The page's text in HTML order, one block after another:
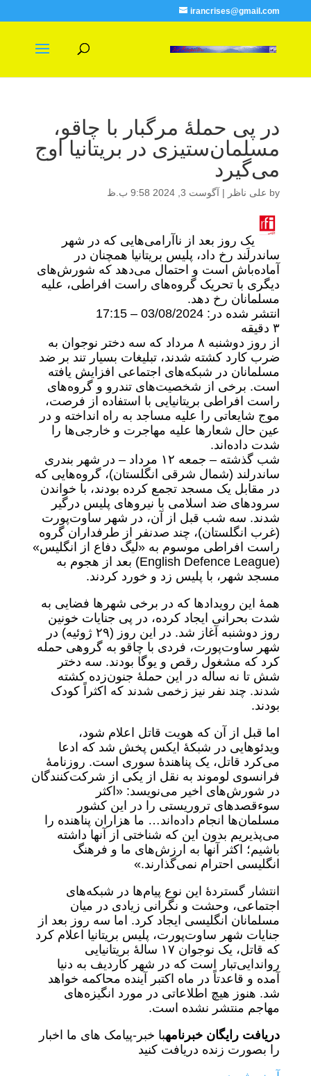
irancrises@gmail.com
در پی حملۀ مرگبار با چاقو،
مسلمان‌ستیزی در بریتانیا اوج
می‌گیرد
by علی ناظر | آگوست 3, 2024 9:58 ب.ظ
یک روز بعد از ناآرامی‌هایی که در شهر
ساندرلَند رخ داد، پلیس بریتانیا همچنان در
آماده‌باش است و احتمال می‌دهد که شورش‌های
دیگری با تحریک گروه‌های راست افراطی، علیه
مسلمانان رخ دهد.
03/08/2024 – 17:15
۳ دقیقه
از روز دوشنبه ٨ مرداد که سه دختر نوجوان به
ضرب کارد کشته شدند، تبلیغات بسیار تند بر ضد
مسلمانان در شبکه‌های اجتماعی افزایش یافته
است. برخی از شخصیت‌های تندرو و گروه‌های
راست افراطی بریتانیایی با استفاده از فرصت،
موج شایعاتی را علیه مساجد به راه انداخته و در
عین حال شعارها علیه مهاجرت و خارجی‌ها را
شدت داده‌اند.
شب گذشته – جمعه‌ ۱۲ مرداد – در شهر بندری
ساندرلند (شمال شرقی انگلستان)، گروه‌هایی که
در مقابل یک مسجد تجمع کرده بودند، با خواندن
سرودهای ضد اسلامی با نیروهای پلیس درگیر
شدند. سه شب قبل از آن، در شهر ساوت‌پورت
(غرب انگلستان)، چند صدنفر از طرفداران گروه
راست افراطی موسوم به «لیگ دفاع از انگلیس»
(English Defence League) بعد از هجوم به
مسجد شهر، با پلیس زد و خورد کردند.
همۀ این رویدادها که در برخی شهرها فضایی به
شدت بحرانی ایجاد کرده، در پی جنایات خونین
روز دوشنبه آغاز شد. در این روز (۲٩ ژوئیه) در
شهر ساوت‌پورت، فردی با چاقو به گروهی حمله
کرد که مشغول رقص و یوگا بودند. سه دختر
شش تا نه ساله در این حملۀ جنون‌زده کشته
شدند. چند نفر نیز زخمی شدند که اکثراً کودک
بودند.
اما قبل از آن که هویت قاتل اعلام شود،
ویدئوهایی در شبکۀ ایکس پخش شد که ادعا
می‌کرد قاتل، یک پناهندۀ سوری است. روزنامۀ
فرانسوی لوموند به نقل از یکی از شرکت‌کنندگان
در شورش‌های اخیر می‌نویسد: «اکثر
سوءقصدهای تروریستی را در این کشور
مسلمان‌ها انجام داده‌اند… ما هزاران پناهنده را
می‌پذیریم بدون این که شناختی از آنها داشته
باشیم؛ اکثر آنها به ارزش‌های ما و فرهنگ
انگلیسی احترام نمی‌گذارند.»
انتشار گستردۀ این نوع پیام‌ها در شبکه‌های
اجتماعی، وحشت و نگرانی زیادی در میان
مسلمانان انگلیسی ایجاد کرد. اما سه روز بعد از
جنایات شهر ساوت‌پورت، پلیس بریتانیا اعلام کرد
که قاتل، یک نوجوان ۱۷ سالۀ بریتانیایی
رواندایی‌تبار است که در شهر کاردیف به دنیا
آمده و قاعدتاً در ماه اکتبر آینده محاکمه خواهد
شد. هنوز هیچ اطلاعاتی در مورد انگیزه‌های
مهاجم منتشر نشده است.
دریافت رایگان خبرنامهبا خبر-پیامک های ما اخبار
را بصورت زنده دریافت کنید